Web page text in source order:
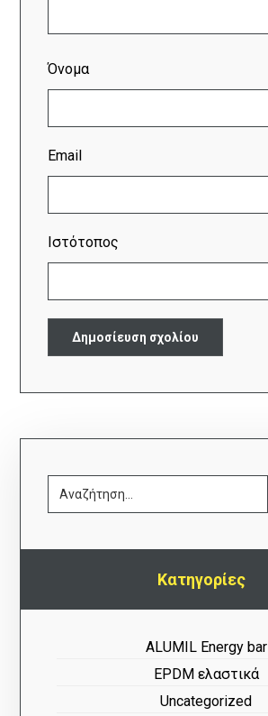
Όνομα
Email
Ιστότοπος
Kατηγορίες
ALUMIL Energy bar
EPDM ελαστικά
Uncategorized